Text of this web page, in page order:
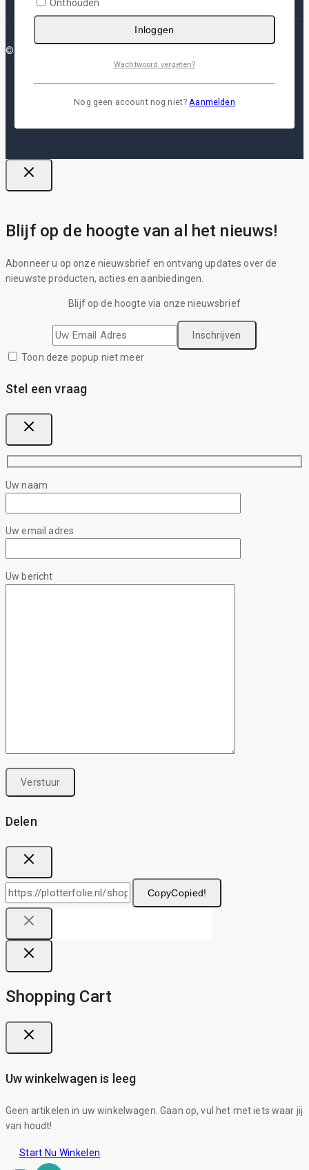
© 2026 Plotterfolie
Blijf op de hoogte van al het nieuws!
Abonneer u op onze nieuwsbrief en ontvang updates over de
nieuwste producten, acties en aanbiedingen.
Blijf op de hoogte via onze nieuwsbrief
Toon deze popup niet meer
Stel een vraag
Uw naam
Uw email adres
Uw bericht
Delen
CopyCopied!
Onthouden
Inloggen
Wachtwoord vergeten?
Nog geen account nog niet?Aanmelden
Shopping Cart
Uw winkelwagen is leeg
Geen artikelen in uw winkelwagen. Gaan op, vul het met iets waar jij
van houdt!
Start Nu Winkelen